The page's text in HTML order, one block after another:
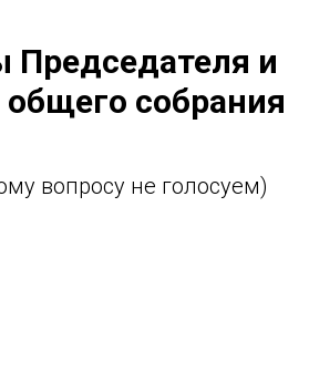
Председателя и
общего собрания
вопросу не голосуем)